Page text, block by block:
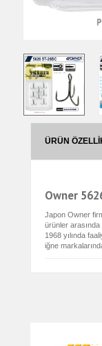
ÜRÜN
Owner
Japon Owner
ürünler arasında
1968 yılında
iğne